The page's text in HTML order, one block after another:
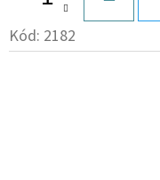
Kód: 2182